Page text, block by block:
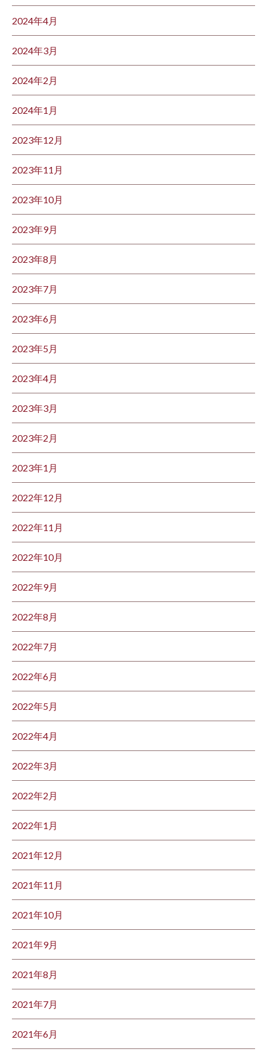
2024年4月
2024年3月
2024年2月
2024年1月
2023年12月
2023年11月
2023年10月
2023年9月
2023年8月
2023年7月
2023年6月
2023年5月
2023年4月
2023年3月
2023年2月
2023年1月
2022年12月
2022年11月
2022年10月
2022年9月
2022年8月
2022年7月
2022年6月
2022年5月
2022年4月
2022年3月
2022年2月
2022年1月
2021年12月
2021年11月
2021年10月
2021年9月
2021年8月
2021年7月
2021年6月